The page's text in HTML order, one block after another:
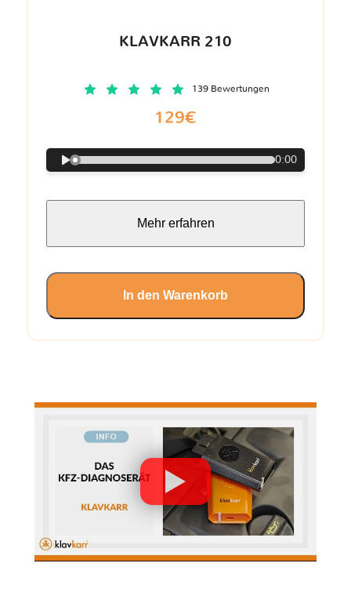
KLAVKARR 210
139 Bewertungen
129€
0:00
Mehr erfahren
In den Warenkorb